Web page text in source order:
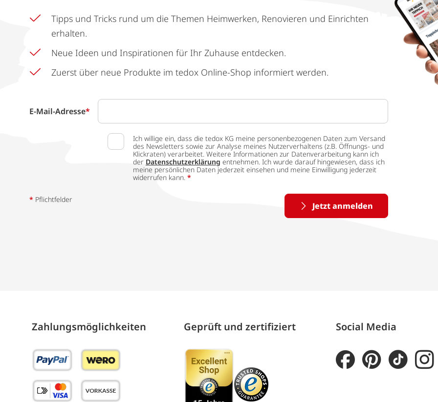
Tipps und Tricks rund um die Themen Heimwerken, Renovieren und Einrichten
erhalten.
Neue Ideen und Inspirationen für Ihr Zuhause entdecken.
Zuerst über neue Produkte im tedox Online-Shop informiert werden.
E-Mail-Adresse*
Ich willige ein, dass die tedox KG meine personenbezogenen Daten zum Versand
des Newsletters sowie zur Analyse meines Nutzerverhaltens (z.B. Öffnungs- und
Klickraten) verarbeitet. Weitere Informationen zur Datenverarbeitung kann ich
der Datenschutzerklärung entnehmen. Ich wurde darauf hingewiesen, dass ich
meine persönlichen Daten jederzeit einsehen und meine Einwilligung jederzeit
widerrufen kann. *
Jetzt anmelden
* Pflichtfelder
Zahlungs­möglich­keiten Geprüft und zertifiziert Social Media